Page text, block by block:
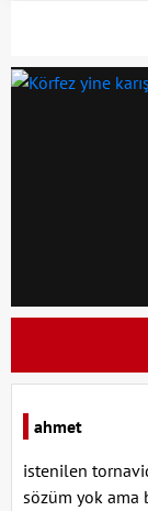
ahmet
istenilen
sözüm yok ama